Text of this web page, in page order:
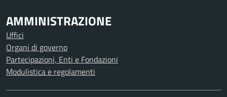
AMMINISTRAZIONE
Uffici
Organi di governo
Partecipazioni, Enti e Fondazioni
Modulistica e regolamenti